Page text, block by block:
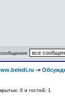
->
0 и гостей: 1